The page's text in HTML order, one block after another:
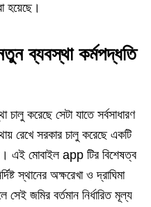
হয়েছে।
ব্যবস্থা কর্মপদ্ধতি
করেছে সেটা যাতে সর্বসাধারণ
রেখে সরকার চালু করেছে একটি
এই মোবাইল app টির বিশেষত্ব
স্থানের অক্ষরেখা ও দ্রাঘিমা
সেই জমির বর্তমান নির্ধারিত মূল্য